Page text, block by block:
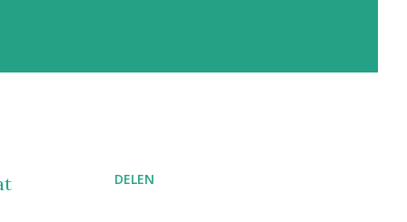
DELEN